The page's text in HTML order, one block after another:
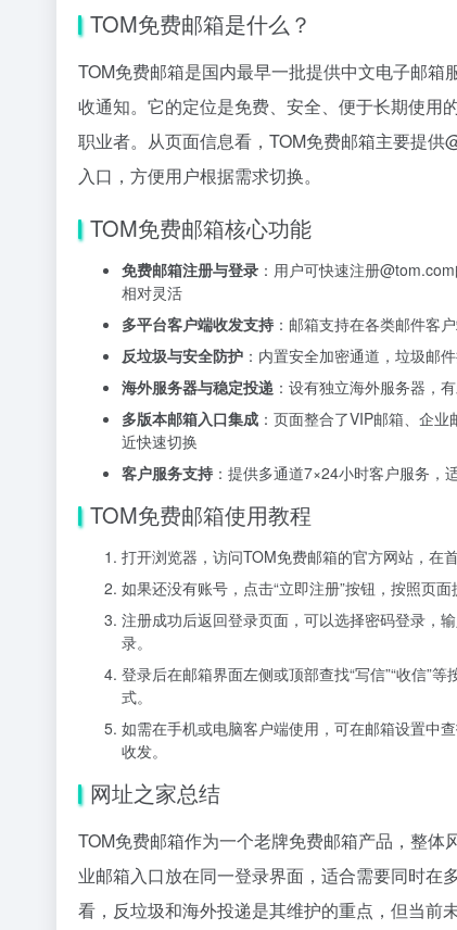
TOM免费邮箱是什么？
TOM免费邮箱是国内最早一批提供中文电子邮
收通知。它的定位是免费、安全、便于长期使用
职业者。从页面信息看，TOM免费邮箱主要提
入口，方便用户根据需求切换。
TOM免费邮箱核心功能
免费邮箱注册与登录 ：用户可快速注册
相对灵活
多平台客户端收发支持 ：邮箱支持在各类邮件客
反垃圾与安全防护 ：内置安全加密通道，垃圾邮
海外服务器与稳定投递 ：设有独立海外服务器，
多版本邮箱入口集成 ：页面整合了VIP邮箱、企
近快速切换
客户服务支持 ：提供多通道7×24小时客户服务
TOM免费邮箱使用教程
打开浏览器，访问TOM免费邮箱的官方网站，在
如果还没有账号，点击“立即注册”按钮，按照页
注册成功后返回登录页面，可以选择密码登录，
录。
登录后在邮箱界面左侧或顶部查找“写信”“收信”
式。
如需在手机或电脑客户端使用，可在邮箱设置中
收发。
网址之家总结
TOM免费邮箱作为一个老牌免费邮箱产品，整
业邮箱入口放在同一登录界面，适合需要同时在
看，反垃圾和海外投递是其维护的重点，但当前